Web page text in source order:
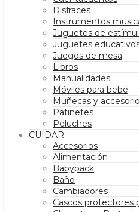
Disfraces
Instrumentos
Juguetes de
Juguetes
Juegos de mesa
Libros
Manualidades
Móviles para bebé
Muñecas y
Patinetes
Peluches
CUIDAR
Accesorios
Alimentación
Babypack
Baño
Cambiadores
Cascos protectores